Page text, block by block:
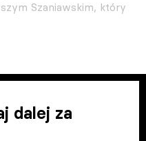
Szaniawskim, który
dalej za